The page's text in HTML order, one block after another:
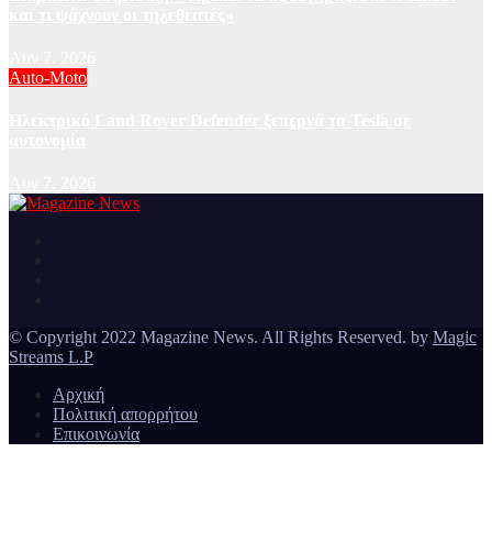
Auto-Moto
© Copyright 2022 Magazine News. All Rights Reserved. by Magic
Streams L.P
Αρχική
Πολιτική απορρήτου
Επικοινωνία